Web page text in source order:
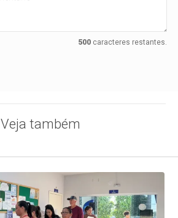
500caracteres restantes.
Veja também